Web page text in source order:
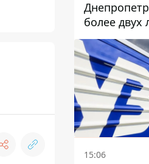
более двух
15:06